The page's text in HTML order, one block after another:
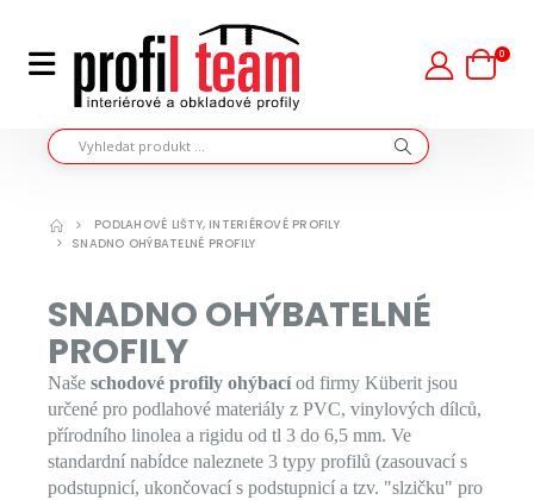
0
PODLAHOVÉ LIŠTY, INTERIÉROVÉ PROFILY
SNADNO OHÝBATELNÉ PROFILY
SNADNO OHÝBATELNÉ
PROFILY
Naše schodové profily ohýbacíod firmy Küberit jsou
určené pro podlahové materiály z PVC, vinylových dílců,
přírodního linolea a rigidu od tl 3 do 6,5 mm. Ve
standardní nabídce naleznete 3 typy profilů (zasouvací s
podstupnicí, ukončovací s podstupnicí a tzv. "slzičku" pro